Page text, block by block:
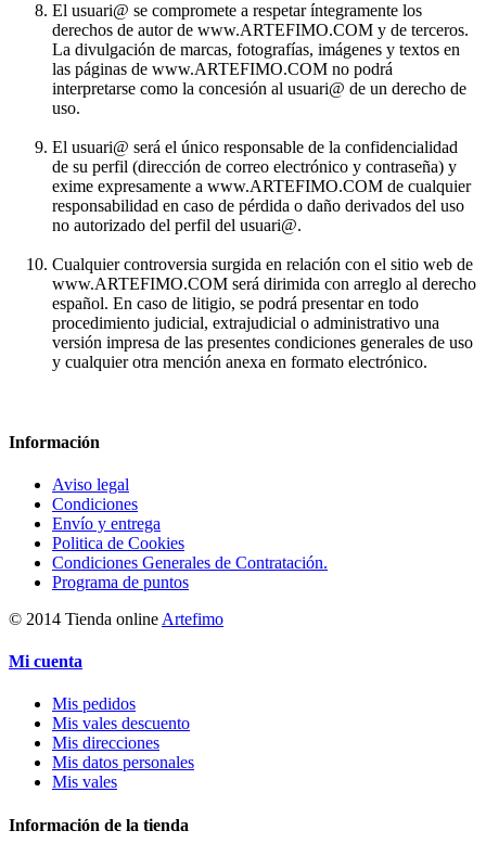
El usuari@ se compromete a respetar íntegramente los
derechos de autor de www.ARTEFIMO.COM y de terceros.
La divulgación de marcas, fotografías, imágenes y textos en
las páginas de www.ARTEFIMO.COM no podrá
interpretarse como la concesión al usuari@ de un derecho de
uso.
El usuari@ será el único responsable de la confidencialidad
de su perfil (dirección de correo electrónico y contraseña) y
exime expresamente a www.ARTEFIMO.COM de cualquier
responsabilidad en caso de pérdida o daño derivados del uso
no autorizado del perfil del usuari@.
Cualquier controversia surgida en relación con el sitio web de
www.ARTEFIMO.COM será dirimida con arreglo al derecho
español. En caso de litigio, se podrá presentar en todo
procedimiento judicial, extrajudicial o administrativo una
versión impresa de las presentes condiciones generales de uso
y cualquier otra mención anexa en formato electrónico.
Información
Aviso legal
Condiciones
Envío y entrega
Politica de Cookies
Condiciones Generales de Contratación.
Programa de puntos
© 2014 Tienda online Artefimo
Mi cuenta
Mis pedidos
Mis vales descuento
Mis direcciones
Mis datos personales
Mis vales
Información de la tienda